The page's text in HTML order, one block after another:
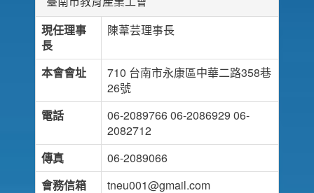
現任理事
長
陳葦芸理事長
本會會址
710 台南市永康區中華二路358巷
26號
電話
06-2089766 06-2086929 06-
2082712
傳真
06-2089066
會務信箱
tneu001@gmail.com